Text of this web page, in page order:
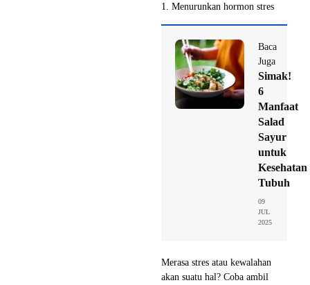
1. Menurunkan hormon stres
Baca
Juga
Simak!
6
Manfaat
Salad
Sayur
untuk
Kesehatan
Tubuh
09
JUL
2025
Merasa stres atau kewalahan
akan suatu hal? Coba ambil